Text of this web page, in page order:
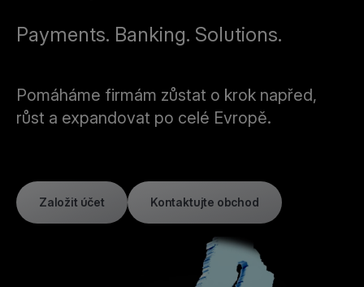
Payments. Banking. Solutions.
Pomáháme firmám zůstat o krok napřed,
růst a expandovat po celé Evropě.
Založit účet Kontaktujte obchod